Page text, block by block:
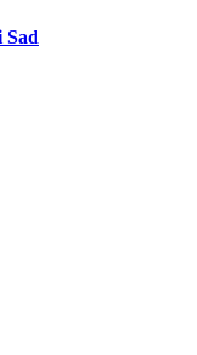
Sad